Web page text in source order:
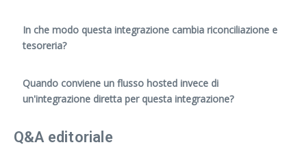
In che modo questa integrazione cambia riconciliazione e
tesoreria?
Quando conviene un flusso hosted invece di
un'integrazione diretta per questa integrazione?
Q&A editoriale